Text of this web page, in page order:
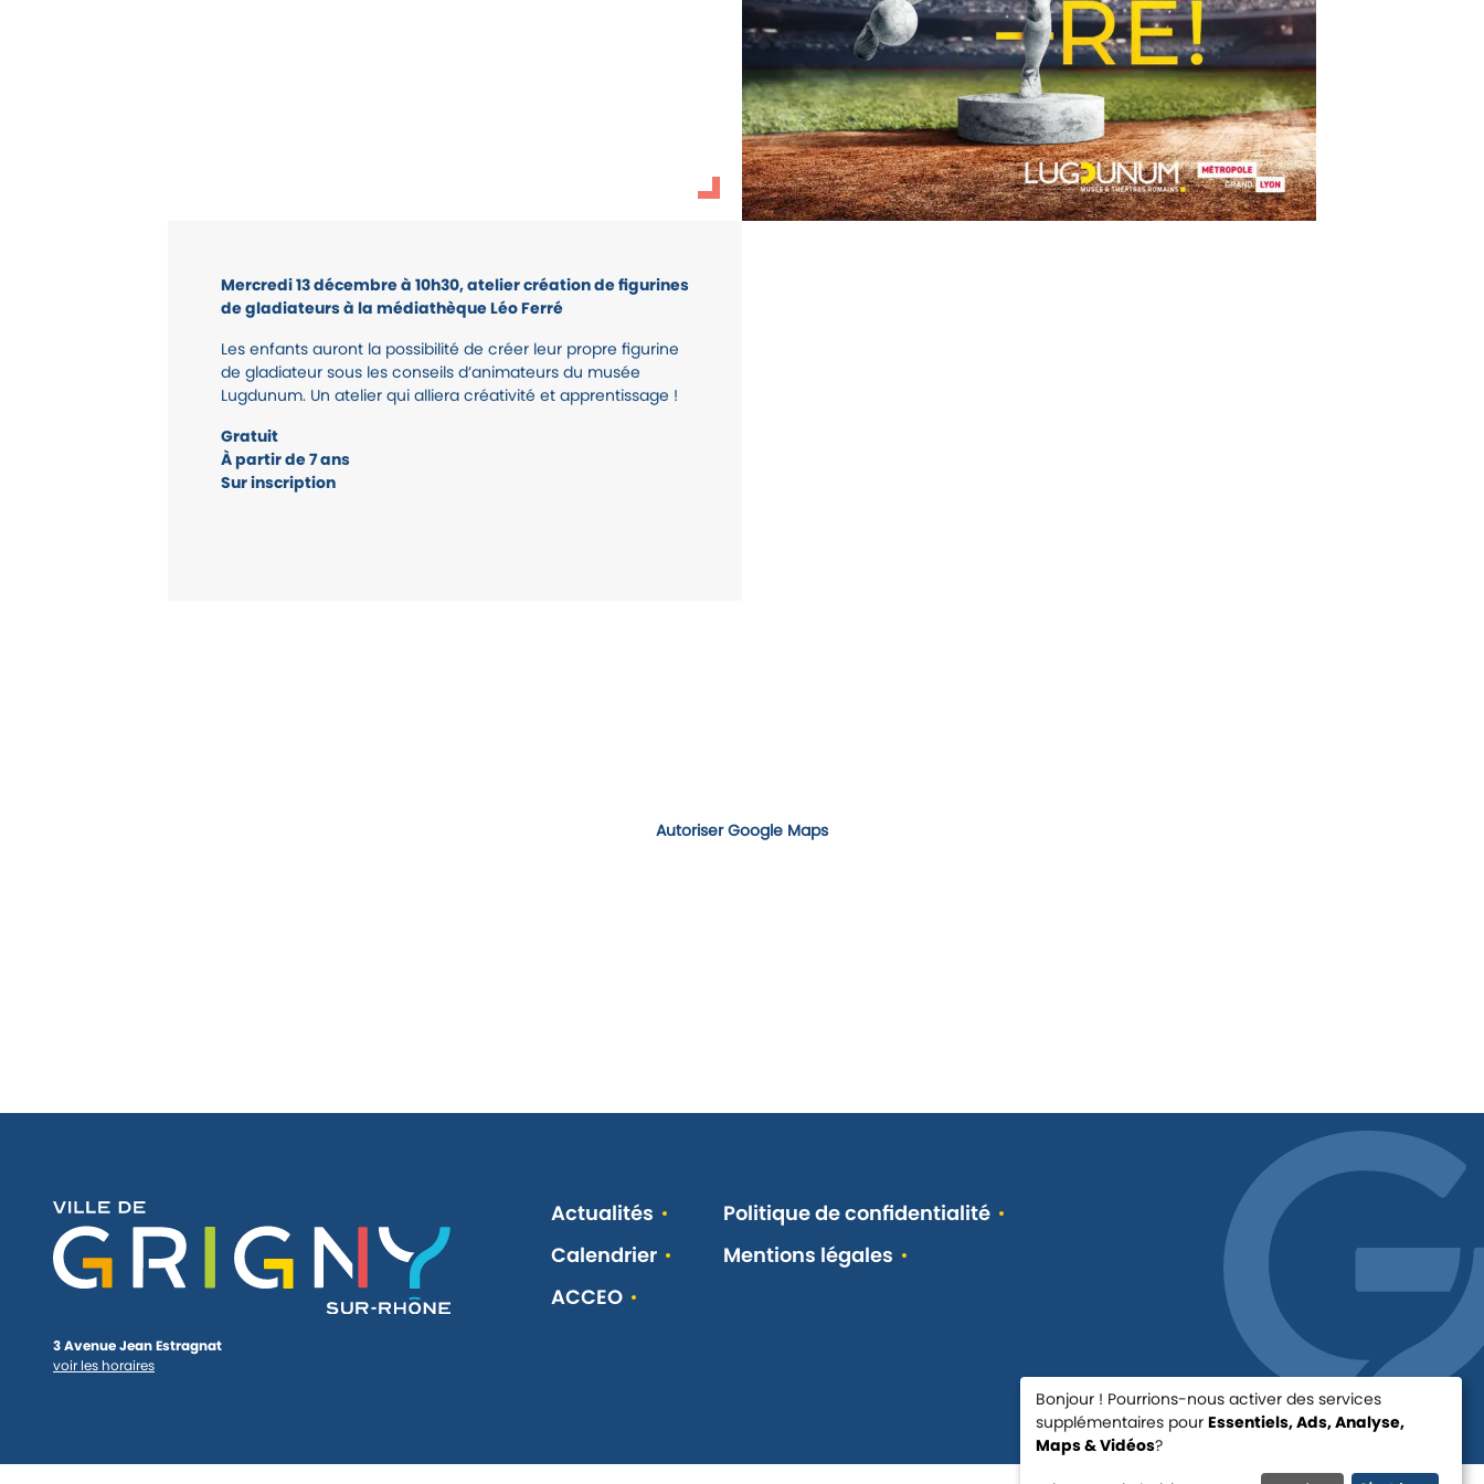
rgpd
Mercredi 13 décembre à 10h30, atelier création de figurines
de gladiateurs à la médiathèque Léo Ferré
Les enfants auront la possibilité de créer leur propre figurine
de gladiateur sous les conseils d’animateurs du musée
Lugdunum. Un atelier qui alliera créativité et apprentissage !
Gratuit
À partir de 7 ans
Sur inscription
Autoriser Google Maps
3 Avenue Jean Estragnat
voir les horaires
Actualités
Calendrier
ACCEO
Politique de confidentialité
Mentions légales
Bonjour ! Pourrions-nous activer des services
supplémentaires pour Essentiels, Ads, Analyse,
Maps & Vidéos?